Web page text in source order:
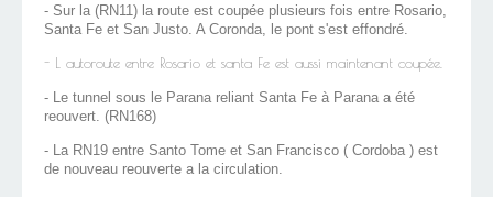
- Sur la (RN11) la route est coupée plusieurs fois entre Rosario,
Santa Fe et San Justo. A Coronda, le pont s'est effondré.
- L autoroute entre Rosario et santa Fe est aussi maintenant coupée.
- Le tunnel sous le Parana reliant Santa Fe à Parana a été
reouvert. (RN168)
- La RN19 entre Santo Tome et San Francisco ( Cordoba ) est
de nouveau reouverte a la circulation.